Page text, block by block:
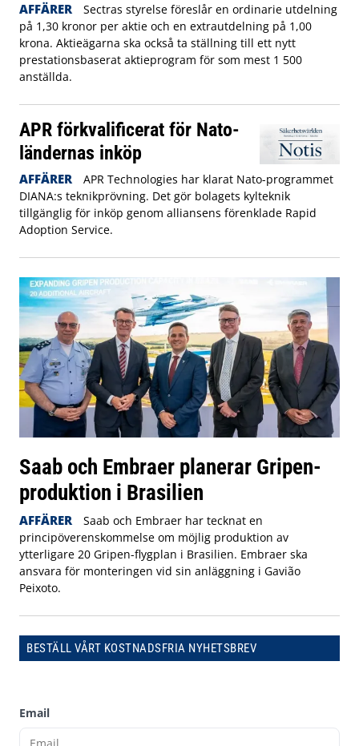
AFFÄRER
Sectras styrelse föreslår en ordinarie utdelning
på 1,30 kronor per aktie och en extrautdelning på 1,00
krona. Aktieägarna ska också ta ställning till ett nytt
prestationsbaserat aktieprogram för som mest 1 500
anställda.
APR förkvalificerat för Nato-
ländernas inköp
AFFÄRER
APR Technologies har klarat Nato-programmet
DIANA:s teknikprövning. Det gör bolagets kylteknik
tillgänglig för inköp genom alliansens förenklade Rapid
Adoption Service.
Saab och Embraer planerar Gripen-
produktion i Brasilien
AFFÄRER
Saab och Embraer har tecknat en
principöverenskommelse om möjlig produktion av
ytterligare 20 Gripen-flygplan i Brasilien. Embraer ska
ansvara för monteringen vid sin anläggning i Gavião
Peixoto.
BESTÄLL VÅRT KOSTNADSFRIA NYHETSBREV
Email